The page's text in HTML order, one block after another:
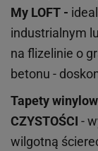
My LOFT -
industrialnym
na flizelinie o
betonu -
Tapety
CZYSTOŚCI -
wilgotną